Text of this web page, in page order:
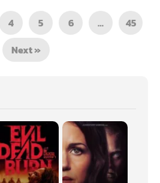
4 5 6 …
45
Next »